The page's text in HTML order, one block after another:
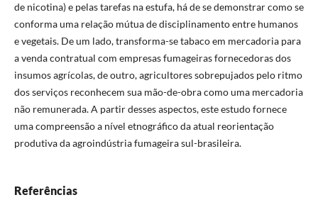
de nicotina) e pelas tarefas na estufa, há de se demonstrar como se
conforma uma relação mútua de disciplinamento entre humanos
e vegetais. De um lado, transforma-se tabaco em mercadoria para
a venda contratual com empresas fumageiras fornecedoras dos
insumos agrícolas, de outro, agricultores sobrepujados pelo ritmo
dos serviços reconhecem sua mão-de-obra como uma mercadoria
não remunerada. A partir desses aspectos, este estudo fornece
uma compreensão a nível etnográfico da atual reorientação
produtiva da agroindústria fumageira sul-brasileira.
Referências